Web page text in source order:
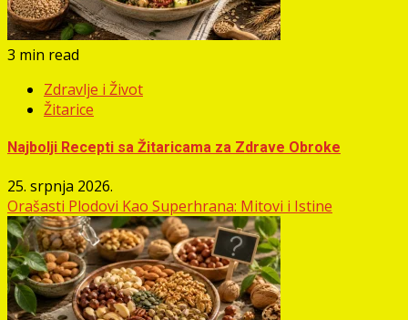
3 min read
Zdravlje i Život
Žitarice
Najbolji Recepti sa Žitaricama za Zdrave Obroke
25. srpnja 2026.
Orašasti Plodovi Kao Superhrana: Mitovi i Istine